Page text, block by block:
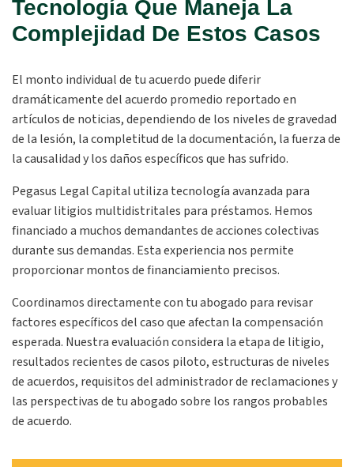
Tecnología Que Maneja La
Complejidad De Estos Casos
El monto individual de tu acuerdo puede diferir
dramáticamente del acuerdo promedio reportado en
artículos de noticias, dependiendo de los niveles de gravedad
de la lesión, la completitud de la documentación, la fuerza de
la causalidad y los daños específicos que has sufrido.
Pegasus Legal Capital utiliza tecnología avanzada para
evaluar litigios multidistritales para préstamos. Hemos
financiado a muchos demandantes de acciones colectivas
durante sus demandas. Esta experiencia nos permite
proporcionar montos de financiamiento precisos.
Coordinamos directamente con tu abogado para revisar
factores específicos del caso que afectan la compensación
esperada. Nuestra evaluación considera la etapa de litigio,
resultados recientes de casos piloto, estructuras de niveles
de acuerdos, requisitos del administrador de reclamaciones y
las perspectivas de tu abogado sobre los rangos probables
de acuerdo.